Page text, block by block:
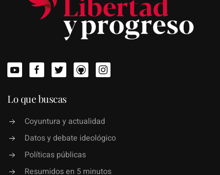
Lo que buscas
Coyuntura y actualidad
Datos y debate ideológico
Políticas públicas
Resumidos en 5 minutos